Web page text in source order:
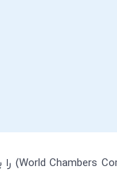
World Chambers